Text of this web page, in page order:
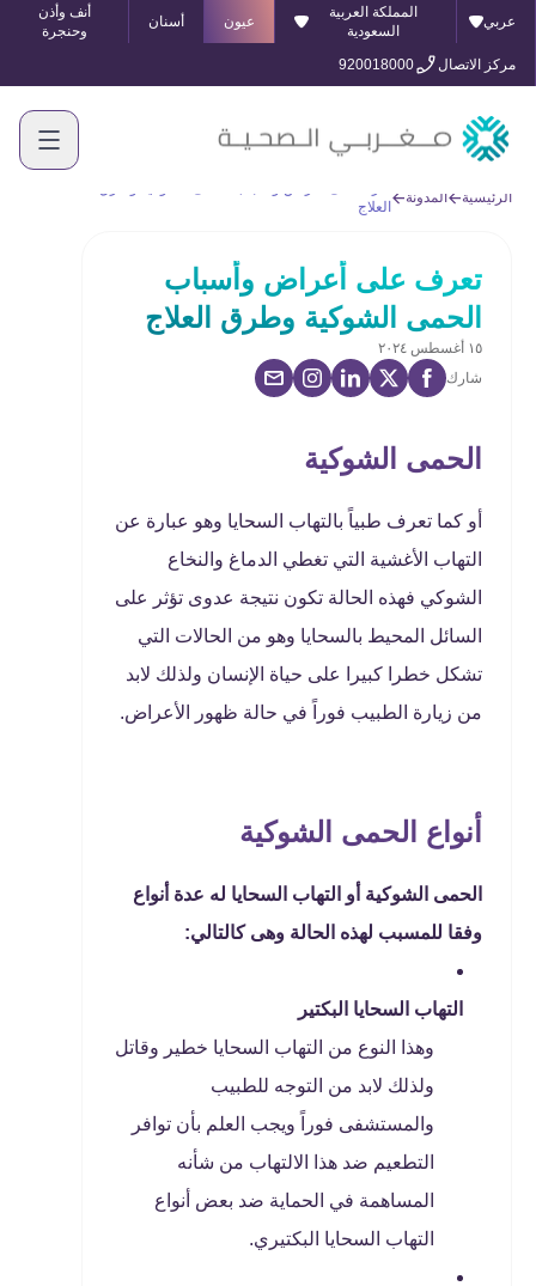
عربي
المملكة العربية
السعودية
عيون أسنان
أنف وأذن
وحنجرة
مركز الاتصال
920018000
الرئيسية المدونة
العلاج
تعرف على أعراض وأسباب
الحمى الشوكية وطرق العلاج
١٥ أغسطس ٢٠٢٤
شارك
الحمى الشوكية
أو كما تعرف طبياً بالتهاب السحايا وهو عبارة عن
التهاب الأغشية التي تغطي الدماغ والنخاع
الشوكي فهذه الحالة تكون نتيجة عدوى تؤثر على
السائل المحيط بالسحايا وهو من الحالات التي
تشكل خطرا كبيرا على حياة الإنسان ولذلك لابد
من زيارة الطبيب فوراً في حالة ظهور الأعراض.
أنواع الحمى الشوكية
الحمى الشوكية أو التهاب السحايا له عدة أنواع
وفقا للمسبب لهذه الحالة وهى كالتالي:
التهاب السحايا البكتير
وهذا النوع من التهاب السحايا خطير وقاتل
ولذلك لابد من التوجه للطبيب
والمستشفى فوراً ويجب العلم بأن توافر
التطعيم ضد هذا الالتهاب من شأنه
المساهمة في الحماية ضد بعض أنواع
التهاب السحايا البكتيري.